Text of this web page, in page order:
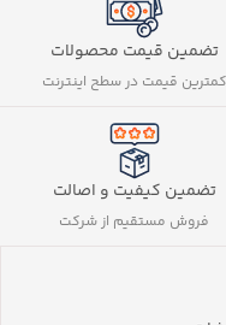
تضمین قیمت محصولات
کمترین قیمت در سطح اینترنت
تضمین کیفیت و اصالت
فروش مستقیم از شرکت